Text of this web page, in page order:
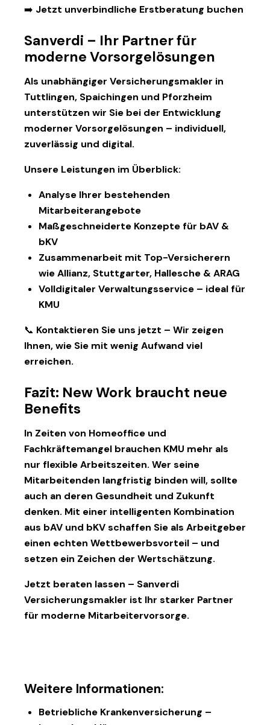
➡️ Jetzt unverbindliche Erstberatung buchen
Sanverdi – Ihr Partner für
moderne Vorsorgelösungen
Als unabhängiger Versicherungsmakler in
Tuttlingen, Spaichingen und Pforzheim
unterstützen wir Sie bei der Entwicklung
moderner Vorsorgelösungen – individuell,
zuverlässig und digital.
Unsere Leistungen im Überblick:
Analyse Ihrer bestehenden
Mitarbeiterangebote
Maßgeschneiderte Konzepte für bAV &
bKV
Zusammenarbeit mit Top-Versicherern
wie Allianz, Stuttgarter, Hallesche & ARAG
Volldigitaler Verwaltungsservice – ideal für
KMU
📞 Kontaktieren Sie uns jetzt – Wir zeigen
Ihnen, wie Sie mit wenig Aufwand viel
erreichen.
Fazit: New Work braucht neue
Benefits
In Zeiten von Homeoffice und
Fachkräftemangel brauchen KMU mehr als
nur flexible Arbeitszeiten. Wer seine
Mitarbeitenden langfristig binden will, sollte
auch an deren Gesundheit und Zukunft
denken. Mit einer intelligenten Kombination
aus bAV und bKVschaffen Sie als Arbeitgeber
einen echten Wettbewerbsvorteil – und
setzen ein Zeichen der Wertschätzung.
Jetzt beraten lassen – Sanverdi
Versicherungsmakler ist Ihr starker Partner
für moderne Mitarbeitervorsorge.
Weitere Informationen:
Betriebliche Krankenversicherung –